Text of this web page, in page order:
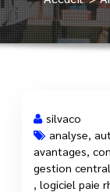
21 Oct,
silvaco
analyse
avantages
gestion
logiciel paie